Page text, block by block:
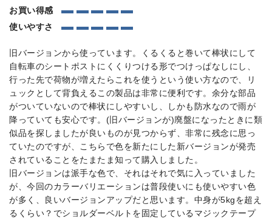
お買い得感
使いやすさ
旧バージョンから使っています。くるくると巻いて棒状にして
自転車のシートポストにくくりつける形でつけっぱなしにし、
行った先で荷物が増えたらこれを使うという使い方なので、リ
ュックとして背負えるこの製品は非常に便利です。余分な部品
がついていないので棒状にしやすいし、しかも防水なので雨が
降っていても安心です。(旧バージョンが)廃盤になったときに類
似品を探しましたが良いものが見つからず、非常に残念に思っ
ていたのですが、こちらで色を新たにした新バージョンが発売
されていることをたまたま知って購入しました。
旧バージョンは派手な色で、それはそれで気に入っていました
が、今回のカラーバリエーションは普段使いにも使いやすい色
が多く、良いバージョンアップだと思います。中身が5kgを超え
るくらい？でショルダーベルトを固定しているマジックテープ